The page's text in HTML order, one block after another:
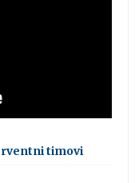
timovi